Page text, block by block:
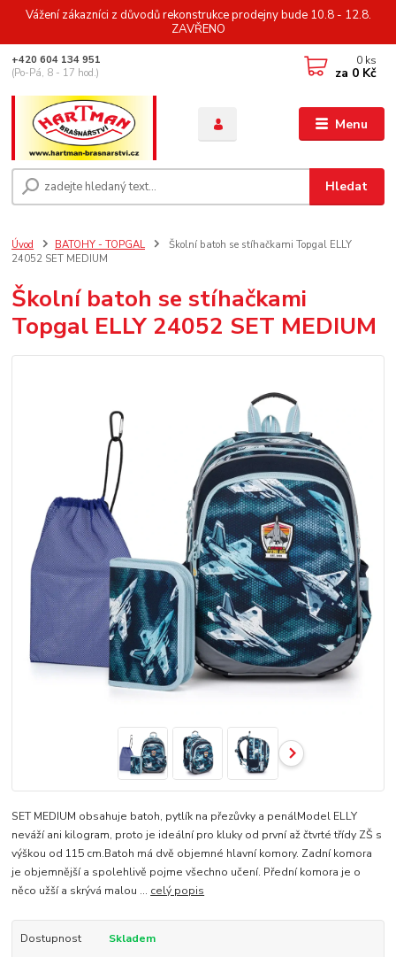
Vážení zákazníci z důvodů rekonstrukce prodejny bude 10.8 - 12.8.
ZAVŘENO
Menu
Hledat
+420 604 134 951
(Po-Pá, 8 - 17 hod.)
0 ks
za 0 Kč
Úvod BATOHY - TOPGAL
Školní batoh se stíhačkami Topgal ELLY
24052 SET MEDIUM
Školní batoh se stíhačkami
Topgal ELLY 24052 SET MEDIUM
SET MEDIUM obsahuje batoh, pytlík na přezůvky a penálModel ELLY
neváží ani kilogram, proto je ideální pro kluky od první až čtvrté třídy ZŠ s
výškou od 115 cm.Batoh má dvě objemné hlavní komory. Zadní komora
je objemnější a spolehlivě pojme všechno učení. Přední komora je o
něco užší a skrývá malou ... celý popis
Dostupnost Skladem